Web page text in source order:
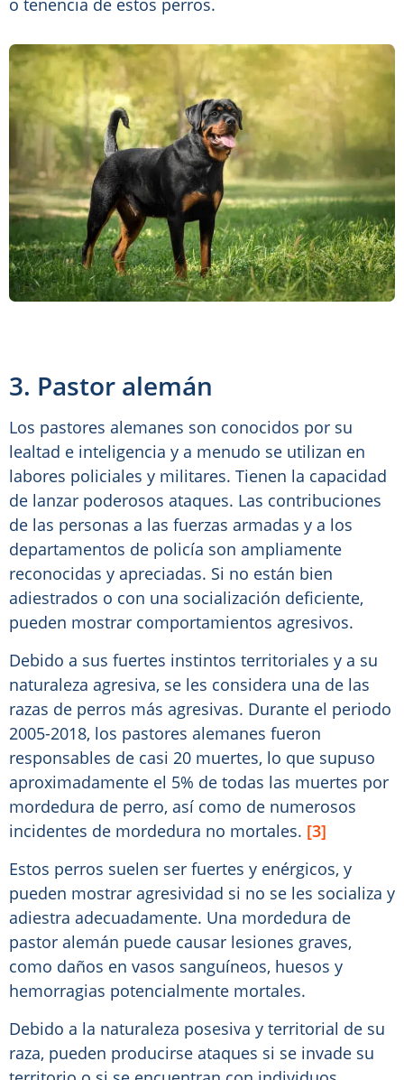
3. Pastor alemán
Los pastores alemanes son conocidos por su
lealtad e inteligencia y a menudo se utilizan en
labores policiales y militares. Tienen la capacidad
de lanzar poderosos ataques. Las contribuciones
de las personas a las fuerzas armadas y a los
departamentos de policía son ampliamente
reconocidas y apreciadas. Si no están bien
adiestrados o con una socialización deficiente,
pueden mostrar comportamientos agresivos.
Debido a sus fuertes instintos territoriales y a su
naturaleza agresiva, se les considera una de las
razas de perros más agresivas. Durante el periodo
2005-2018, los pastores alemanes fueron
responsables de casi 20 muertes, lo que supuso
aproximadamente el 5% de todas las muertes por
mordedura de perro, así como de numerosos
incidentes de mordedura no mortales. [3]
Estos perros suelen ser fuertes y enérgicos, y
pueden mostrar agresividad si no se les socializa y
adiestra adecuadamente. Una mordedura de
pastor alemán puede causar lesiones graves,
como daños en vasos sanguíneos, huesos y
hemorragias potencialmente mortales.
Debido a la naturaleza posesiva y territorial de su
raza, pueden producirse ataques si se invade su